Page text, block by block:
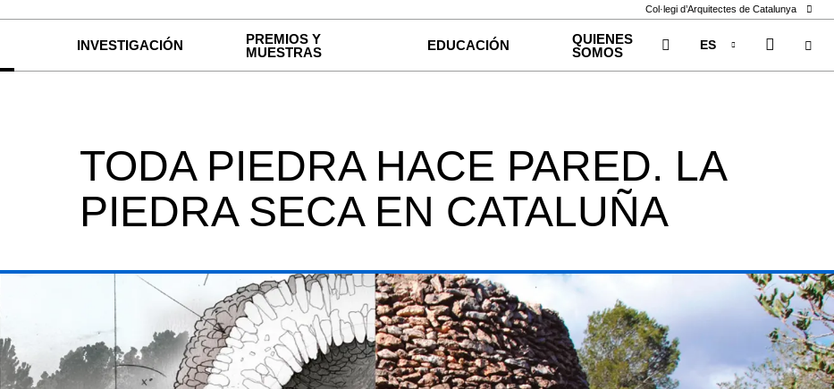
Col·legi d’Arquitectes de Catalunya
INVESTIGACIÓN
PREMIOS Y
MUESTRAS
EDUCACIÓN
QUIENES
SOMOS
ES
EN
TODA PIEDRA HACE PARED. LA
PIEDRA SECA EN CATALUÑA